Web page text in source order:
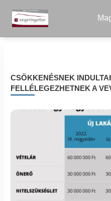
CSÖKKENÉSNEK
FELLÉLEGEZHETNEK A